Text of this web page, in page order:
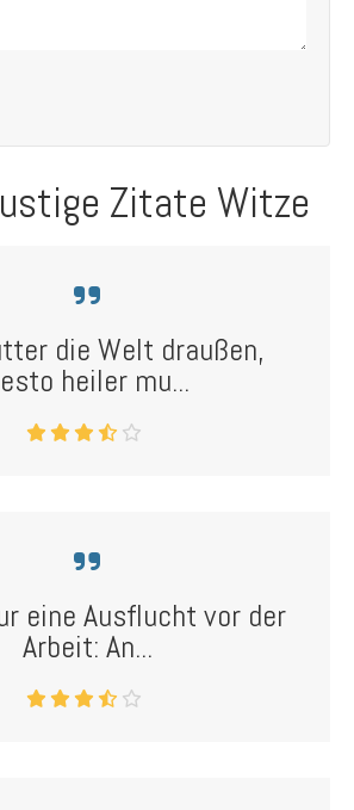
Zitate Witze
die Welt draußen,
heiler mu...
eine Ausflucht vor der
Arbeit: An...